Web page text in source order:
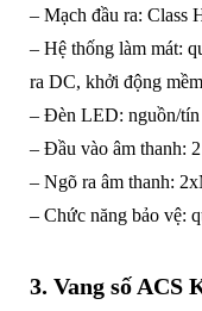
– Mạch đầu ra: Class
– Hệ thống làm mát:
ra DC, khởi động
– Đèn LED: nguồn/tín
– Đầu vào âm thanh:
– Ngõ ra âm thanh:
– Chức năng bảo vệ:
3. Vang số ACS